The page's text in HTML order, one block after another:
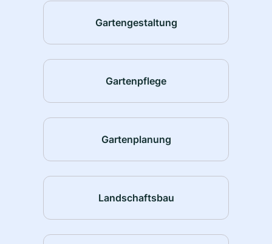
Gartengestaltung
Gartenpflege
Gartenplanung
Landschaftsbau